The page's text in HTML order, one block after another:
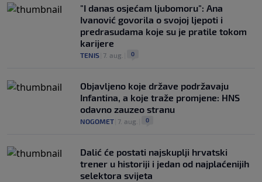
"I danas osjećam ljubomoru": Ana
Ivanović govorila o svojoj ljepoti i
predrasudama koje su je pratile tokom
karijere
TENIS 7. aug. 0
Objavljeno koje države podržavaju
Infantina, a koje traže promjene: HNS
odavno zauzeo stranu
NOGOMET 7. aug. 0
Dalić će postati najskuplji hrvatski
trener u historiji i jedan od najplaćenijih
selektora svijeta